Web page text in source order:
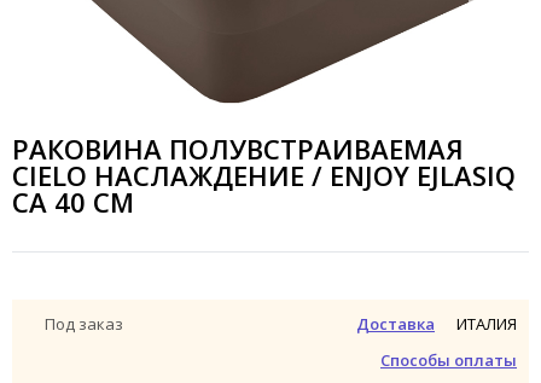
РАКОВИНА ПОЛУВСТРАИВАЕМАЯ
CIELO НАСЛАЖДЕНИЕ / ENJOY EJLASIQ
CA 40 СМ
Под заказ
Доставка
Способы оплаты
ИТАЛИЯ